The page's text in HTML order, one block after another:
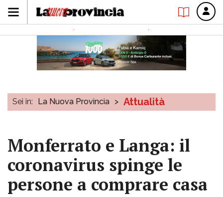
Sei in: La Nuova Provincia > Attualità
Monferrato e Langa: il
coronavirus spinge le
persone a comprare casa